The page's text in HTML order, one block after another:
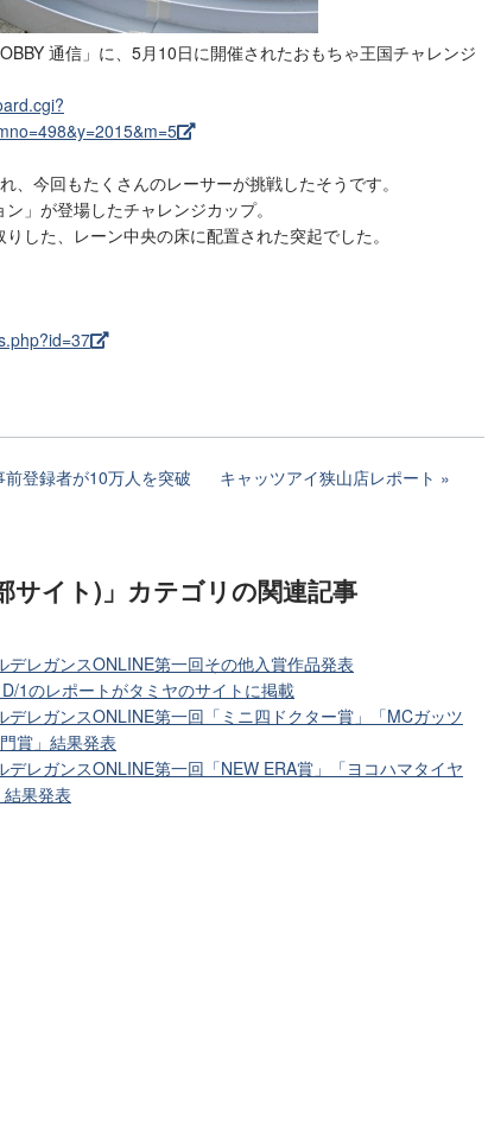
通信」に、5月10日に開催されたおもちゃ王国チャレンジ
、今回もたくさんのレーサーが挑戦したそうです。
」が登場したチャレンジカップ。
した、レーン中央の床に配置された突起でした。
登録者が10万人を突破 キャッツアイ狭山店レポート
サイト)」カテゴリの関連記事
レガンスONLINE第一回その他入賞作品発表
1のレポートがタミヤのサイトに掲載
レガンスONLINE第一回「ミニ四ドクター賞」「MCガッツ
賞」結果発表
レガンスONLINE第一回「NEW ERA賞」「ヨコハマタイヤ
果発表